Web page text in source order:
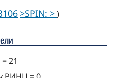
>SPIN: > )
21